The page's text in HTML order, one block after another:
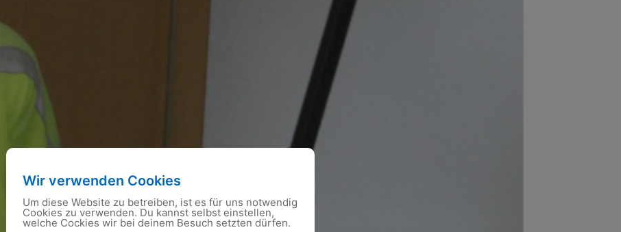
Wir verwenden Cookies
Um diese Website zu betreiben, ist es für uns notwendig
Cookies zu verwenden. Du kannst selbst einstellen,
welche Cockies wir bei deinem Besuch setzten dürfen.